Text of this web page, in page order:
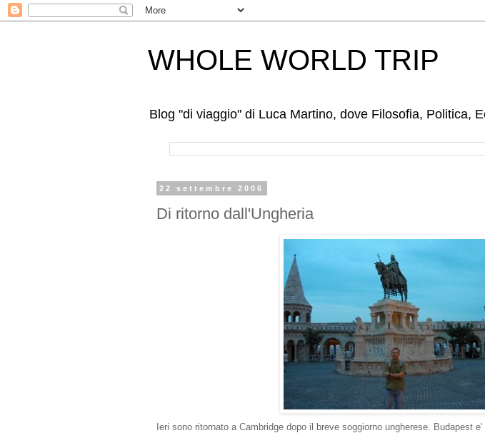
WHOLE WORLD TRIP
Blog "di viaggio" di Luca Martino, dove Filosofia, Politica,
22 settembre 2006
Di ritorno dall'Ungheria
Ieri sono ritornato a Cambridge dopo il breve soggiorno ungherese. Budapest